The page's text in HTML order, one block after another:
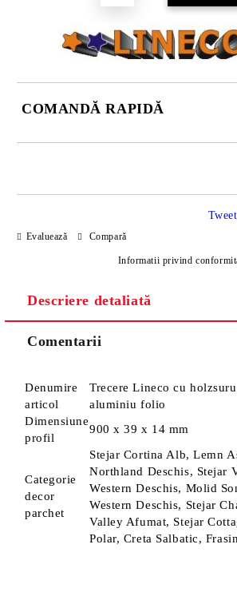
COMANDĂ RAPIDĂ
Sunt de acord cuPolitica de
Noi vă vom contacta pentru finalizarea
Evaluează Compară
Informatii privind
Tweet
Descriere detaliată
Comentarii
Denumire
articol
Trecere Lineco cu
aluminiu folio
Dimensiune
profil
900 x 39 x 14 mm
Categorie
decor
parchet
Stejar Cortina Alb, Lemn
Northland Deschis, Stejar
Western Deschis, Molid
Western Deschis, Stejar
Valley Afumat, Stejar
Polar, Creta Salbatic,